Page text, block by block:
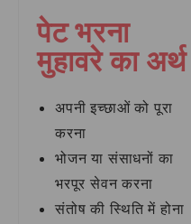
पेट भरना
मुहावरे का अर्थ
अपनी इच्छाओं को पूरा
करना
भोजन या संसाधनों का
भरपूर सेवन करना
संतोष की स्थिति में होना